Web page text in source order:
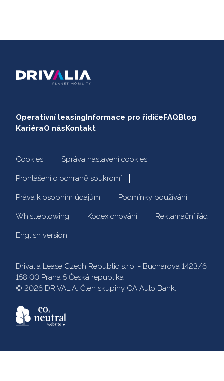
Operativní leasingInformace pro řidičeFAQBlog
KariéraO násKontakt
Cookies Správa nastavení cookies
Prohlášení o ochraně soukromí
Práva k osobním údajům Podmínky používání
Whistleblowing Kodex chování Reklamační řád
English version
Drivalia Lease Czech Republic s.r.o. - Bucharova 1423/6
158 00 Praha 5 Česká republika
© 2026 DRIVALIA. Člen skupiny CA Auto Bank.